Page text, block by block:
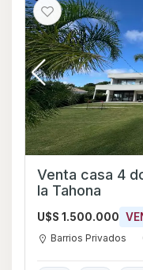
Venta casa 4
la Tahona
U$S 1.500.000
Barrios Privados